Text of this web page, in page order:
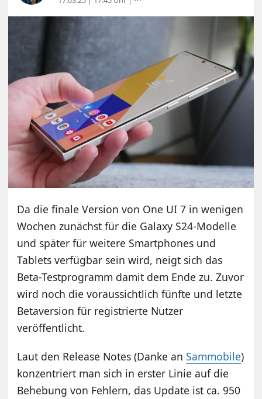
Da die finale Version von One UI 7 in wenigen
Wochen zunächst für die Galaxy S24-Modelle
und später für weitere Smartphones und
Tablets verfügbar sein wird, neigt sich das
Beta-Testprogramm damit dem Ende zu. Zuvor
wird noch die voraussichtlich fünfte und letzte
Betaversion für registrierte Nutzer
veröffentlicht.
Laut den Release Notes (Danke anSammobile)
konzentriert man sich in erster Linie auf die
Behebung von Fehlern, das Update ist ca. 950